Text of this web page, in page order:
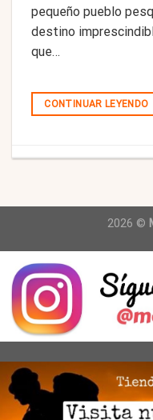
pequeño pueblo
destino
que…
CONTINUAR LEYENDO
2026 ©